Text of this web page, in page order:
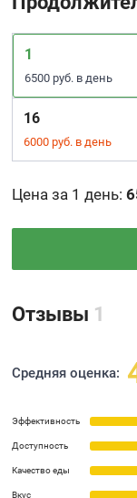
1
6500 руб. в день
16
6000 руб. в день
Цена за 1 день:
Отзывы 1
Средняя оценка:
Эффективность
Доступность
Качество еды
Вкус